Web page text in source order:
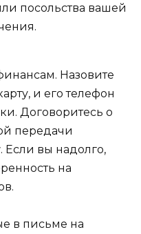
посольства вашей
Назовите
и его телефон
Договоритесь о
передачи
вы надолго,
на
в письме на